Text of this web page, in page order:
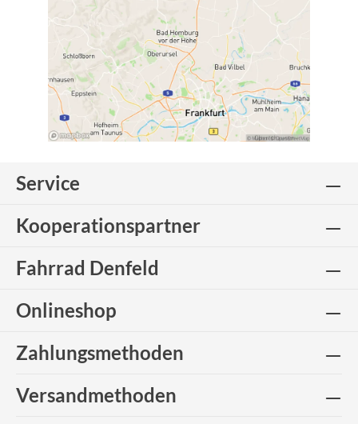
Service
Kooperationspartner
Fahrrad Denfeld
Onlineshop
Zahlungsmethoden
Versandmethoden